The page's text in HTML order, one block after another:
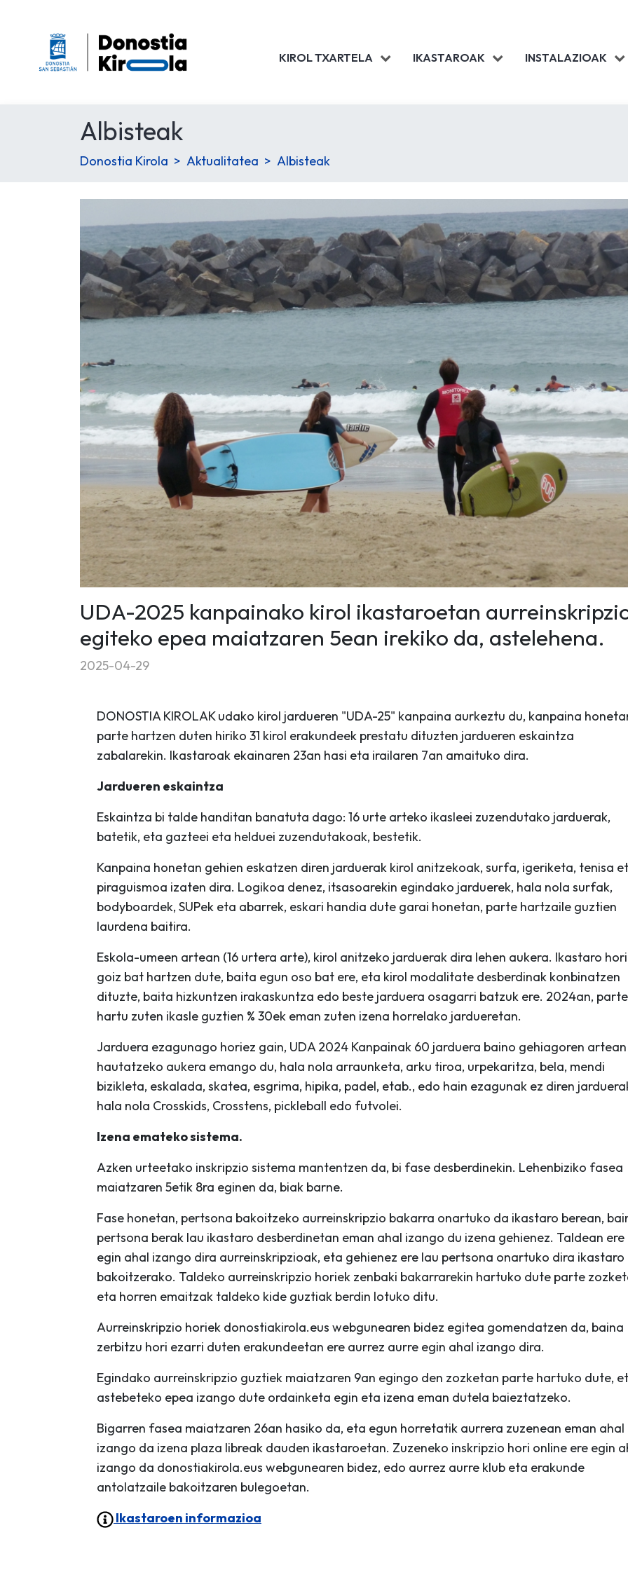
KIROL TXARTELA IKASTAROAK INSTALAZIOAK
Albisteak
Donostia Kirola Aktualitatea Albisteak
UDA-2025 kanpainako kirol ikastaroetan
egiteko epea maiatzaren 5ean irekiko da, astelehena.
2025-04-29
DONOSTIA KIROLAK udako kirol jardueren "UDA-25" kanpaina aurkeztu du, kanpaina
parte hartzen duten hiriko 31 kirol erakundeek prestatu dituzten jardueren eskaintza
zabalarekin. Ikastaroak ekainaren 23an hasi eta irailaren 7an amaituko dira.
Jardueren eskaintza
Eskaintza bi talde handitan banatuta dago: 16 urte arteko ikasleei zuzendutako jarduerak,
batetik, eta gazteei eta helduei zuzendutakoak, bestetik.
Kanpaina honetan gehien eskatzen diren jarduerak kirol anitzekoak, surfa, igeriketa, tenisa
piraguismoa izaten dira. Logikoa denez, itsasoarekin egindako jarduerek, hala nola surfak,
bodyboardek, SUPek eta abarrek, eskari handia dute garai honetan, parte hartzaile guztien
laurdena baitira.
Eskola-umeen artean (16 urtera arte), kirol anitzeko jarduerak dira lehen aukera. Ikastaro
goiz bat hartzen dute, baita egun oso bat ere, eta kirol modalitate desberdinak konbinatzen
dituzte, baita hizkuntzen irakaskuntza edo beste jarduera osagarri batzuk ere. 2024an, parte
hartu zuten ikasle guztien % 30ek eman zuten izena horrelako jardueretan.
Jarduera ezagunago horiez gain, UDA 2024 Kanpainak 60 jarduera baino gehiagoren artean
hautatzeko aukera emango du, hala nola arraunketa, arku tiroa, urpekaritza, bela, mendi
bizikleta, eskalada, skatea, esgrima, hipika, padel, etab., edo hain ezagunak ez diren
hala nola Crosskids, Crosstens, pickleball edo futvolei.
Izena emateko sistema.
Azken urteetako inskripzio sistema mantentzen da, bi fase desberdinekin. Lehenbiziko fasea
maiatzaren 5etik 8ra eginen da, biak barne.
Fase honetan, pertsona bakoitzeko aurreinskripzio bakarra onartuko da ikastaro berean,
pertsona berak lau ikastaro desberdinetan eman ahal izango du izena gehienez. Taldean ere
egin ahal izango dira aurreinskripzioak, eta gehienez ere lau pertsona onartuko dira ikastaro
bakoitzerako. Taldeko aurreinskripzio horiek zenbaki bakarrarekin hartuko dute parte
eta horren emaitzak taldeko kide guztiak berdin lotuko ditu.
Aurreinskripzio horiek donostiakirola.eus webgunearen bidez egitea gomendatzen da, baina
zerbitzu hori ezarri duten erakundeetan ere aurrez aurre egin ahal izango dira.
Egindako aurreinskripzio guztiek maiatzaren 9an egingo den zozketan parte hartuko dute,
astebeteko epea izango dute ordainketa egin eta izena eman dutela baieztatzeko.
Bigarren fasea maiatzaren 26an hasiko da, eta egun horretatik aurrera zuzenean eman ahal
izango da izena plaza libreak dauden ikastaroetan. Zuzeneko inskripzio hori online ere egin
izango da donostiakirola.eus webgunearen bidez, edo aurrez aurre klub eta erakunde
antolatzaile bakoitzaren bulegoetan.
Ikastaroen informazioa